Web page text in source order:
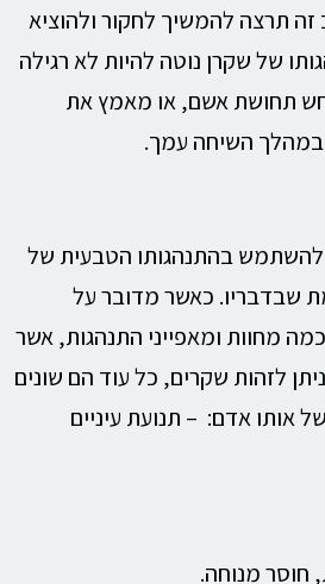
זה תרצה להמשיך לחקור ולהוציא
של שקרן נוטה להיות לא רגילה
חש תחושת אשם, או מאמץ את
השיחה עמך.
להשתמש בהתנהגותו הטבעית של
כאשר מדובר על
מחוות ומאפייני התנהגות, אשר
לזהות שקרים, כל עוד הם שונים
אותו אדם: – תנועת עיניים
חוסר מנוחה.